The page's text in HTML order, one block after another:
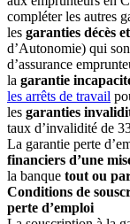
compléter les autres
les garanties décès
d’Autonomie) qui
d’assurance
la garantie
les arrêts de travail
les garanties
taux d’invalidité de
La garantie perte
financiers d’une
la banque tout ou
Conditions de
perte d’emploi